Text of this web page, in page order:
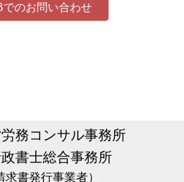
のお問い合わせ
務コンサル事務所
書士総合事務所
求書発行事業者）